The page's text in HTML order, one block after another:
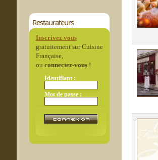
Restaurateurs
Inscrivez vous
gratuitement sur Cuisine
Française,
ou connectez-vous!
Identifiant :
Mot de passe :